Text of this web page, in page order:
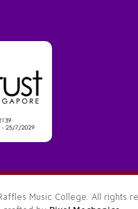
Music College. All rights